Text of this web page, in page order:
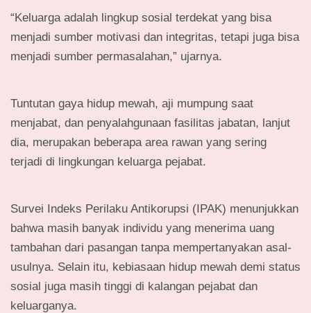
“Keluarga adalah lingkup sosial terdekat yang bisa
menjadi sumber motivasi dan integritas, tetapi juga bisa
menjadi sumber permasalahan,” ujarnya.
Tuntutan gaya hidup mewah, aji mumpung saat
menjabat, dan penyalahgunaan fasilitas jabatan, lanjut
dia, merupakan beberapa area rawan yang sering
terjadi di lingkungan keluarga pejabat.
Survei Indeks Perilaku Antikorupsi (IPAK) menunjukkan
bahwa masih banyak individu yang menerima uang
tambahan dari pasangan tanpa mempertanyakan asal-
usulnya. Selain itu, kebiasaan hidup mewah demi status
sosial juga masih tinggi di kalangan pejabat dan
keluarganya.